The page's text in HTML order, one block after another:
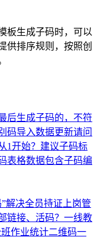
板生成子码时，可以
供排序规则，按照创
后生成子码的，不符
码导入数据更新请问
1开始？ 建议子码标
表格数据包含子码编
解决全员持证上岗管
链接、活码？ 一线教
作业统计二维码一